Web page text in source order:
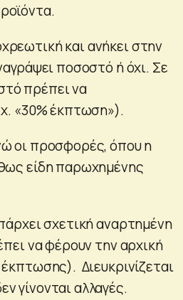
και ανήκει στην
ποσοστό ή όχι. Σε
πρέπει να
«30% έκπτωση»).
οι προσφορές, όπου η
είδη παρωχημένης
σχετική αναρτημένη
να φέρουν την αρχική
Διευκρινίζεται
γίνονται αλλαγές.